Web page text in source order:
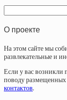
О проекте
На этом сайте мы
развлекательные и
Если у вас возникли
поводу размещенных
контактов.